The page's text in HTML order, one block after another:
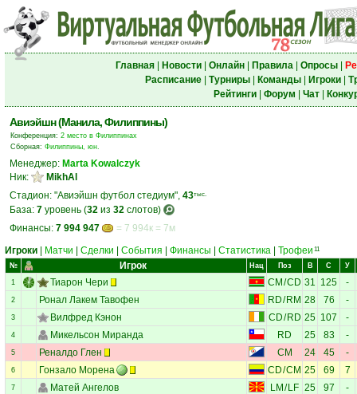
Главная| Новости| Онлайн| Правила| Опросы|
Расписание| Турниры| Команды| Игроки|
Рейтинги| Форум Чат|
Авиэйшн (Манила, Филиппины)
Конференция: 2 место в Филиппинах
Сборная: Филиппины, юн.
Менеджер: Marta Kowalczyk
Ник:
MikhAl
Стадион: "Авиэйшн футбол стедиум", 43тыс.
База: 7 уровень (32 из 32 слотов)
Финансы: 7 994 947
= 7 994к = 7м
Игроки
Матчи Сделки События Финансы Статистика Трофеи 11
№ Игрок Нац Поз В С У
1 Тиарон Чери CM /CD 31 125 -
2 Ронал Лакем Тавофен RD/ RM 28 76 -
3 Вилфред Кэнон CD/RD 25 107 -
4 Микельсон Миранда RD 25 83 -
5 Реналдо Глен CM 24 45 -
6 Гонзало Морена CD/CM 25 69 7
7 Матей Ангелов LM / LF 25 97 -